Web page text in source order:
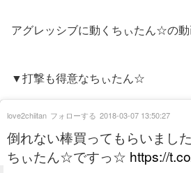
アグレッシブに動くちぃたん☆の動
▼打撃も得意なちぃたん☆
倒れない棒買ってもらいまし
ちぃたん☆ですっ☆ https://
love2chiitan フォローする 2018-03-07 13:50:27